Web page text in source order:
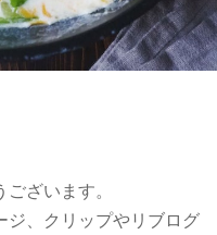
ざいます。
ジ、クリップやリブログ